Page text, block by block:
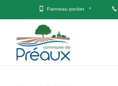
Panneau pocket